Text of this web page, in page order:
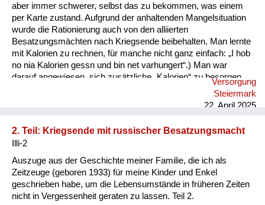
aber immer schwerer, selbst das zu bekommen, was einem
per Karte zustand. Aufgrund der anhaltenden Mangelsituation
wurde die Rationierung auch von den alliierten
Besatzungsmächten nach Kriegsende beibehalten. Man lernte
mit Kalorien zu rechnen, für manche nicht ganz einfach: „I hob
no nia Kalorien gessn und bin net varhungert“.) Man war
darauf angewiesen, sich zusätzliche „Kalorien“ zu besorgen,
sei es im eigenen Garten, durch „Hamstern“ bei Bauern,
Abstauben auf Feldern oder durch Schwarzhandel, wobei die
Schwerpunkt unserer Ernährung waren Kartoffeln und Mais.
Brot nur aus „schwarzem (Roggen-)Mehl“. Weißbrot lernte ich
das erste Mal Ende 1945 kennen, durch die englische ...
Versorgung
Steiermark
22. April 2025
2. Teil: Kriegsende mit russischer Besatzungsmacht
Illi-2
Auszuge aus der Geschichte meiner Familie, die ich als
Zeitzeuge (geboren 1933) für meine Kinder und Enkel
geschrieben habe, um die Lebensumstände in früheren Zeiten
nicht in Vergessenheit geraten zu lassen. Teil 2.